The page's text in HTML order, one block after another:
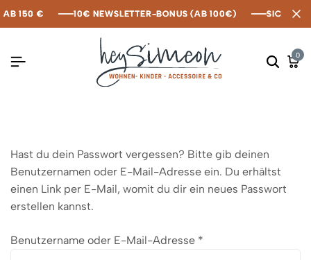
150 € 10€ NEWSLETTER-BONUS (AB 100€) SICHERE
150 € 10€ NEWSLETTER-BONUS (AB 100€) SICHERE
150 € 10€ NEWSLETTER-BONUS (AB 100€) SICHERE
0
Hast du dein Passwort vergessen? Bitte gib deinen
Benutzernamen oder E-Mail-Adresse ein. Du erhältst
einen Link per E-Mail, womit du dir ein neues Passwort
erstellen kannst.
Benutzername oder E-Mail-Adresse *